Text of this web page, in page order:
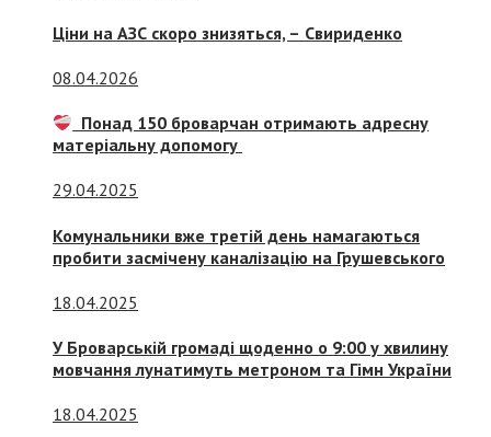
Ціни на АЗС скоро знизяться, – Свириденко
08.04.2026
Понад 150 броварчан отримають адресну
матеріальну допомогу
29.04.2025
Комунальники вже третій день намагаються
пробити засмічену каналізацію на Грушевського
18.04.2025
У Броварській громаді щоденно о 9:00 у хвилину
мовчання лунатимуть метроном та Гімн України
18.04.2025